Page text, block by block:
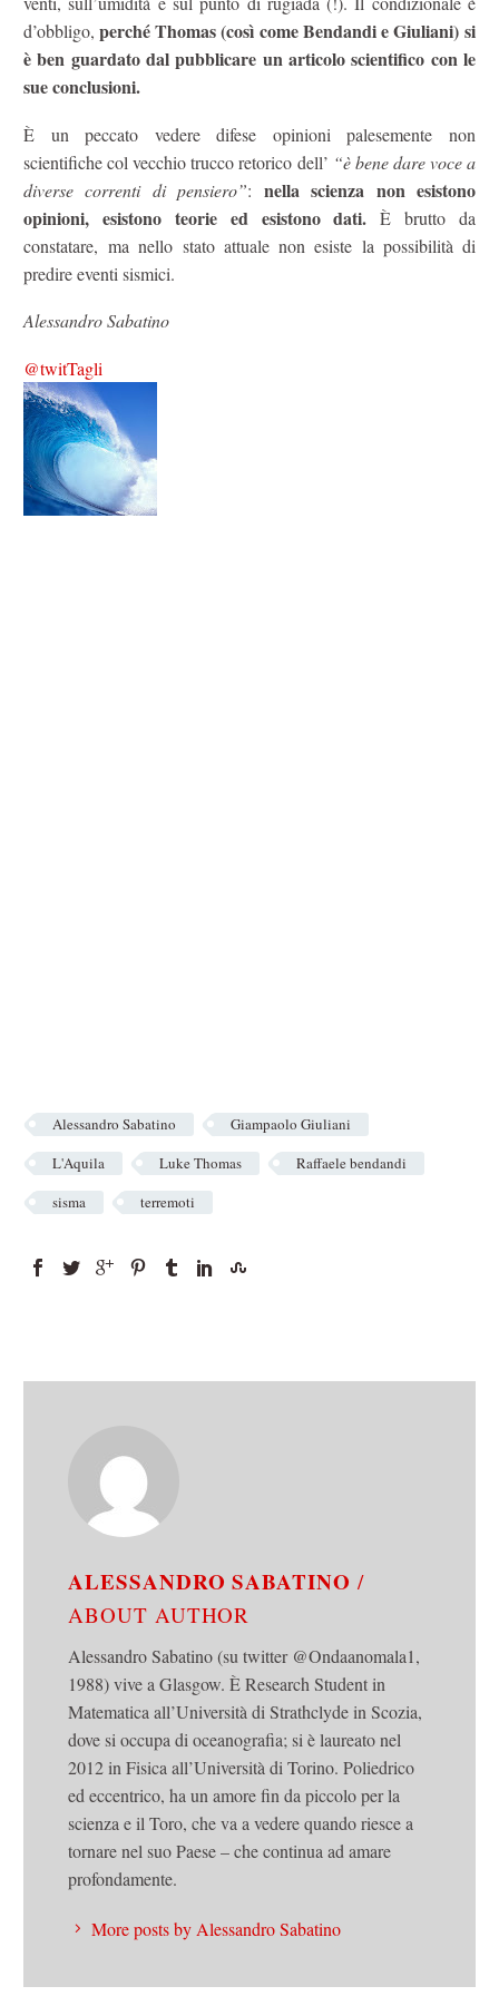
d’obbligo,perché Thomas (così come Bendandi e Giuliani) si
è ben guardato dal pubblicare un articolo scientifico con le
sue conclusioni.
È un peccato vedere difese opinioni palesemente non
scientifiche col vecchio trucco retorico dell’ “è bene dare voce a
diverse correnti di pensiero”: nella scienza non esistono
opinioni, esistono teorie ed esistono dati. È brutto da
constatare, ma nello stato attuale non esiste la possibilità di
predire eventi sismici.
Alessandro Sabatino
@twitTagli
Alessandro Sabatino
Giampaolo Giuliani
L'Aquila
Luke Thomas
Raffaele bendandi
sisma
terremoti
ALESSANDRO SABATINO /
ABOUT AUTHOR
Alessandro Sabatino (su twitter @Ondaanomala1,
1988) vive a Glasgow. È Research Student in
Matematica all’Università di Strathclyde in Scozia,
dove si occupa di oceanografia; si è laureato nel
2012 in Fisica all’Università di Torino. Poliedrico
ed eccentrico, ha un amore fin da piccolo per la
scienza e il Toro, che va a vedere quando riesce a
tornare nel suo Paese – che continua ad amare
profondamente.
More posts by Alessandro Sabatino